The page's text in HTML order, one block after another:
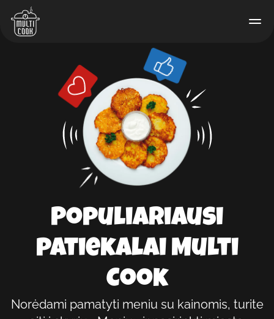
Populiariausi
patiekalai Multi
Cook
Norėdami pamatyti meniu su kainomis, turite